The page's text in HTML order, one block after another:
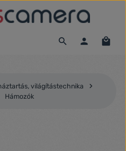
világítástechnika
Hámozók